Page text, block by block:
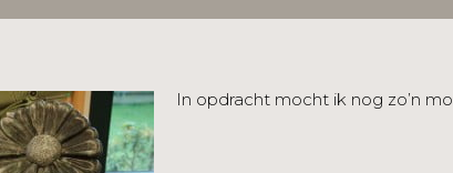
In opdracht mocht ik nog zo’n